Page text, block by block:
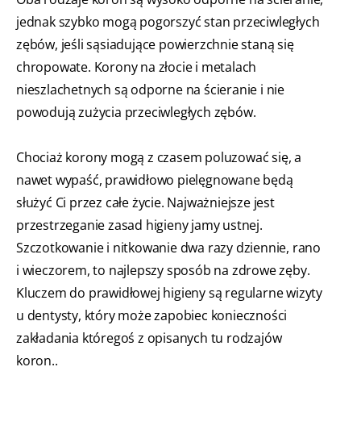
jednak szybko mogą pogorszyć stan przeciwległych
zębów, jeśli sąsiadujące powierzchnie staną się
chropowate. Korony na złocie i metalach
nieszlachetnych są odporne na ścieranie i nie
powodują zużycia przeciwległych zębów.
Chociaż korony mogą z czasem poluzować się, a
nawet wypaść, prawidłowo pielęgnowane będą
służyć Ci przez całe życie. Najważniejsze jest
przestrzeganie zasad higieny jamy ustnej.
Szczotkowanie i nitkowanie dwa razy dziennie, rano
i wieczorem, to najlepszy sposób na zdrowe zęby.
Kluczem do prawidłowej higieny są regularne wizyty
u dentysty, który może zapobiec konieczności
zakładania któregoś z opisanych tu rodzajów
koron..